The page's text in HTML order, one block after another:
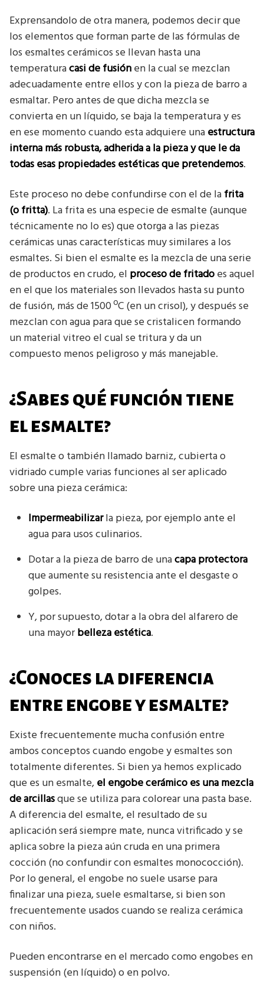
Exprensandolo de otra manera, podemos decir que
los elementos que forman parte de las fórmulas de
los esmaltes cerámicos se llevan hasta una
temperaturacasi de fusiónen la cual se mezclan
adecuadamente entre ellos y con la pieza de barro a
esmaltar. Pero antes de que dicha mezcla se
convierta en un líquido, se baja la temperatura y es
en ese momento cuando esta adquiere unaestructura
interna más robusta, adherida a la pieza y que le da
todas esas propiedades estéticas que pretendemos.
Este proceso no debe confundirse con el de lafrita
(o fritta). La frita es una especie de esmalte (aunque
técnicamente no lo es) que otorga a las piezas
cerámicas unas características muy similares a los
esmaltes. Si bien el esmalte es la mezcla de una serie
de productos en crudo, el proceso de fritadoes aquel
en el que los materiales son llevados hasta su punto
de fusión, más de 1500 ºC (en un crisol), y después se
mezclan con agua para que se cristalicen formando
un material vitreo el cual se tritura y da un
compuesto menos peligroso y más manejable.
¿Sabes qué función tiene
el esmalte?
El esmalte o también llamado barniz, cubierta o
vidriado cumple varias funciones al ser aplicado
sobre una pieza cerámica:
Impermeabilizarla pieza, por ejemplo ante el
agua para usos culinarios.
Dotar a la pieza de barro de unacapa protectora
que aumente su resistencia ante el desgaste o
golpes.
Y, por supuesto, dotar a la obra del alfarero de
una mayorbelleza estética.
¿Conoces la diferencia
entre engobe y esmalte?
Existe frecuentemente mucha confusión entre
ambos conceptos cuando engobe y esmaltes son
totalmente diferentes. Si bien ya hemos explicado
que es un esmalte,el engobe cerámico es una mezcla
de arcillasque se utiliza para colorear una pasta base.
A diferencia del esmalte, el resultado de su
aplicación será siempre mate, nunca vitrificado y se
aplica sobre la pieza aún cruda en una primera
cocción (no confundir con esmaltes monococción).
Por lo general, el engobe no suele usarse para
finalizar una pieza, suele esmaltarse, si bien son
frecuentemente usados cuando se realiza cerámica
con niños.
Pueden encontrarse en el mercado como engobes en
suspensión (en líquido) o en polvo.